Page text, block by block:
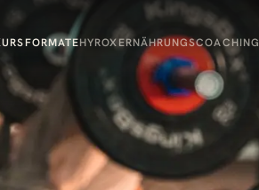
HYROXERNÄHRUNGSCOACHING